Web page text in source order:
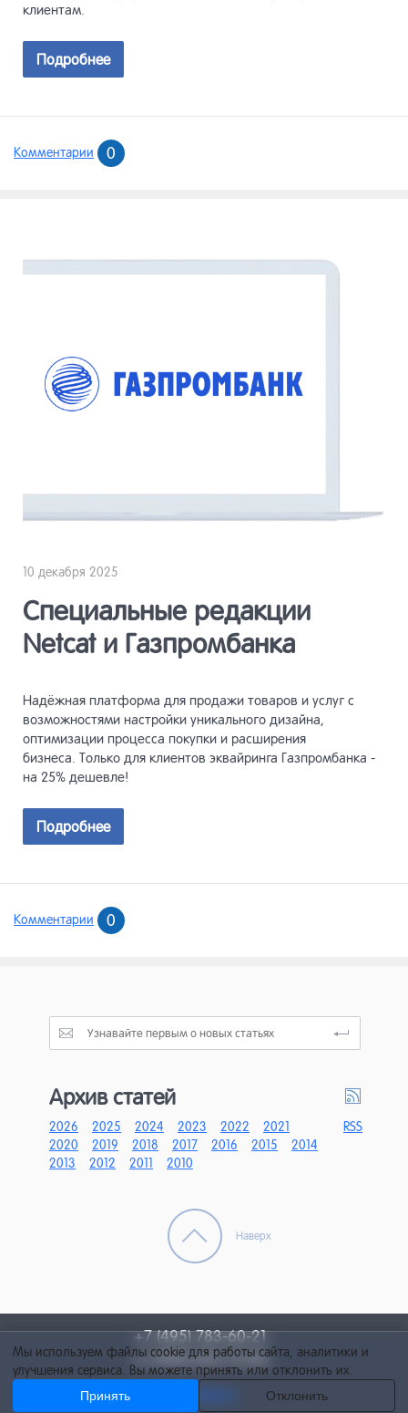
клиентам.
Подробнее
Комментарии 0
10 декабря 2025
Специальные редакции
Netcat и Газпромбанка
Надёжная платформа для продажи товаров и услуг с
возможностями настройки уникального дизайна,
оптимизации процесса покупки и расширения
бизнеса. Только для клиентов эквайринга Газпромбанка -
на 25% дешевле!
Подробнее
Комментарии 0
Наверх
RSS
Архив статей
2026 2025 2024 2023 2022
2021
2020
2019 2018 2017 2016 2015
2014
2013
2012 2011 2010
+7 (495) 783-60-21
+7 (495) 055-73-84
Мы используем файлы cookie для работы сайта, аналитики и
улучшения сервиса. Вы можете принять или отклонить их.
Принять
Отклонить